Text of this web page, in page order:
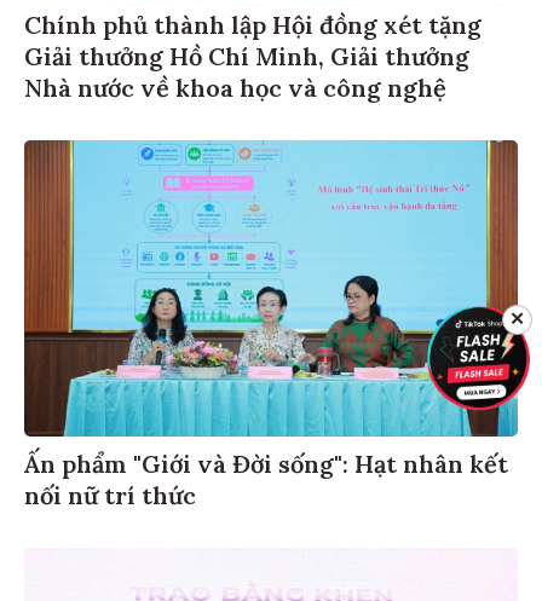
Chính phủ thành lập Hội đồng xét tặng
Giải thưởng Hồ Chí Minh, Giải thưởng
Nhà nước về khoa học và công nghệ
Ấn phẩm "Giới và Đời sống": Hạt nhân kết
nối nữ trí thức
✕